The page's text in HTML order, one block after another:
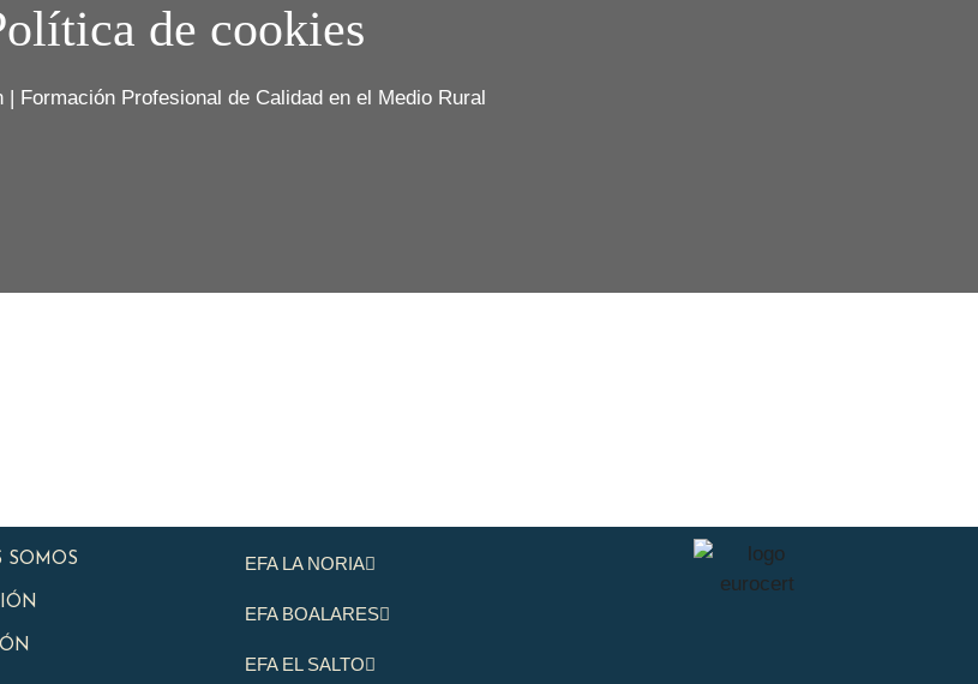
de cookies
| Formación Profesional de Calidad en el Medio Rural
SOMOS EFA LA NORIA
EFA BOALARES
EFA EL SALTO